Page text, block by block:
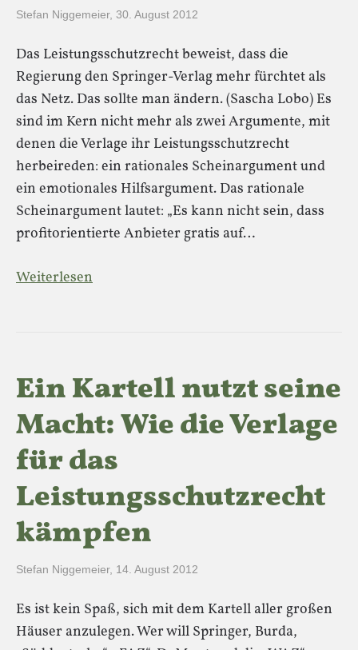
Stefan Niggemeier, 30. August 2012
Das Leistungsschutzrecht beweist, dass die
Regierung den Springer-Verlag mehr fürchtet als
das Netz. Das sollte man ändern. (Sascha Lobo) Es
sind im Kern nicht mehr als zwei Argumente, mit
denen die Verlage ihr Leistungsschutzrecht
herbeireden: ein rationales Scheinargument und
ein emotionales Hilfsargument. Das rationale
Scheinargument lautet: „Es kann nicht sein, dass
profitorientierte Anbieter gratis auf…
Weiterlesen
Ein Kartell nutzt seine
Macht: Wie die Verlage
für das
Leistungsschutzrecht
kämpfen
Stefan Niggemeier, 14. August 2012
Es ist kein Spaß, sich mit dem Kartell aller großen
Häuser anzulegen. Wer will Springer, Burda,